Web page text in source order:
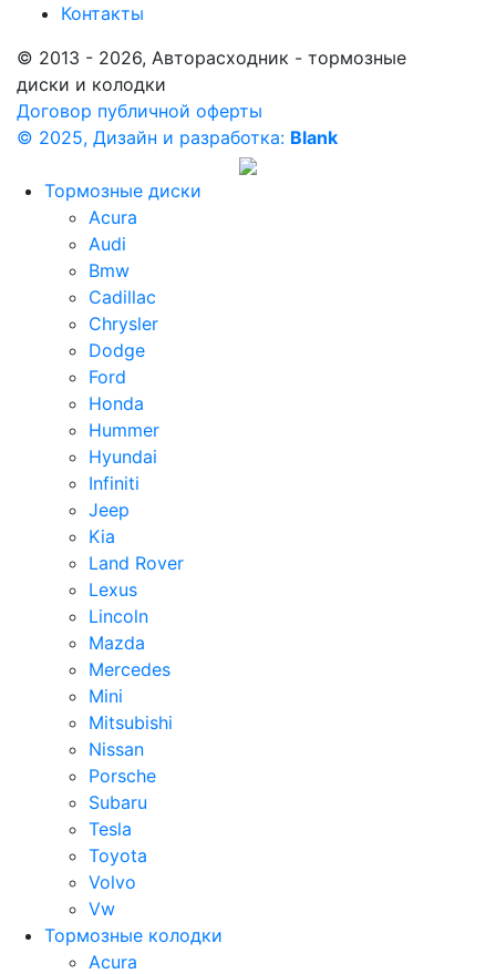
Контакты
© 2013 - 2026, Авторасходник - тормозные
диски и колодки
Договор публичной оферты
© 2025, Дизайн и разработка: Blank
Тормозные диски
Acura
Audi
Bmw
Cadillac
Chrysler
Dodge
Ford
Honda
Hummer
Hyundai
Infiniti
Jeep
Kia
Land Rover
Lexus
Lincoln
Mazda
Mercedes
Mini
Mitsubishi
Nissan
Porsche
Subaru
Tesla
Toyota
Volvo
Vw
Тормозные колодки
Acura